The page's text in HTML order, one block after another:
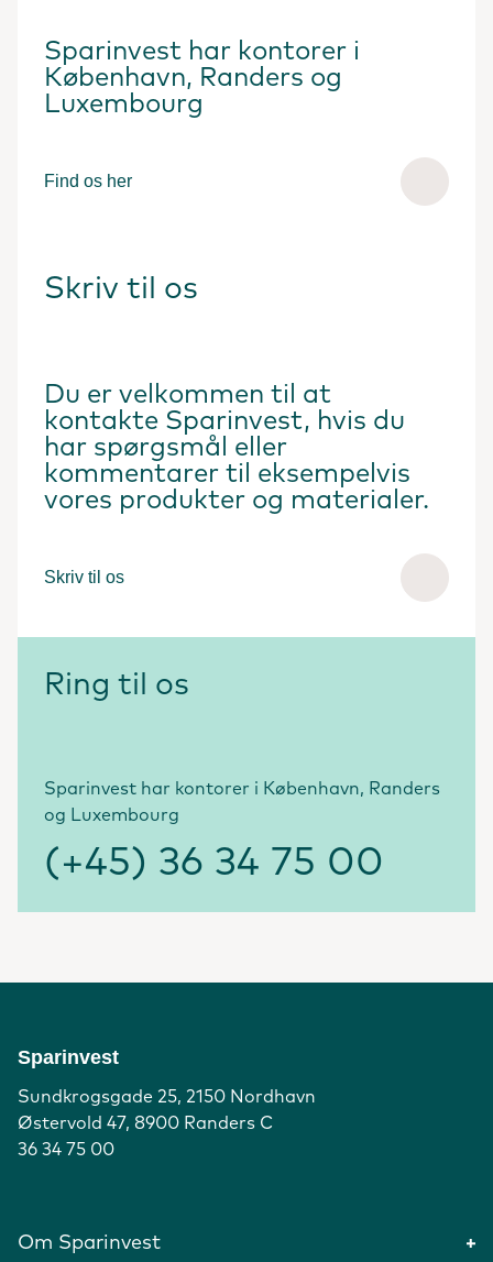
Sparinvest har kontorer i
København, Randers og
Luxembourg
Find os her
Skriv til os
Du er velkommen til at
kontakte Sparinvest, hvis du
har spørgsmål eller
kommentarer til eksempelvis
vores produkter og materialer.
Skriv til os
Ring til os
Sparinvest har kontorer i København, Randers
og Luxembourg
(+45) 36 34 75 00
Sparinvest
Sundkrogsgade 25, 2150 Nordhavn
Østervold 47, 8900 Randers C
36 34 75 00
Om Sparinvest